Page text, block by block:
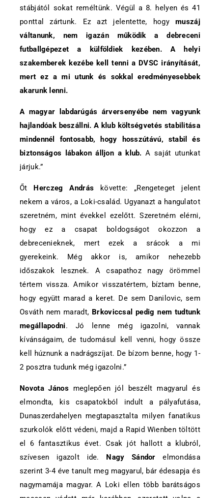
stábjától sokat reméltünk. Végül a 8. helyen és 41
ponttal zártunk. Ez azt jelentette, hogymuszáj
váltanunk, nem igazán működik a debreceni
futballgépezet a külföldiek kezében. A helyi
szakemberek kezébe kell tenni a DVSC irányítását,
mert ez a mi utunk és sokkal eredményesebbek
akarunk lenni.
A magyar labdarúgás árversenyébe nem vagyunk
hajlandóak beszállni. A klub költségvetés stabilitása
mindennél fontosabb, hogy hosszútávú, stabil és
biztonságos lábakon álljon a klub. A saját utunkat
járjuk.”
Őt Herczeg András követte: „Rengeteget jelent
nekem a város, a Loki-család. Ugyanazt a hangulatot
szeretném, mint évekkel ezelőtt. Szeretném elérni,
hogy ez a csapat boldogságot okozzon a
debrecenieknek, mert ezek a srácok a mi
gyerekeink. Még akkor is, amikor nehezebb
időszakok lesznek. A csapathoz nagy örömmel
tértem vissza. Amikor visszatértem, bíztam benne,
hogy együtt marad a keret. De sem Danilovic, sem
Osváth nem maradt, Brkoviccsal pedig nem tudtunk
megállapodni. Jó lenne még igazolni, vannak
kívánságaim, de tudomásul kell venni, hogy össze
kell húznunk a nadrágszíjat. De bízom benne, hogy 1-
2 posztra tudunk még igazolni.”
Novota Jánosmeglepően jól beszélt magyarul és
elmondta, kis csapatokból indult a pályafutása,
Dunaszerdahelyen megtapasztalta milyen fanatikus
szurkolók előtt védeni, majd a Rapid Wienben töltött
el 6 fantasztikus évet. Csak jót hallott a klubról,
szívesen igazolt ide. Nagy Sándor elmondása
szerint 3-4 éve tanult meg magyarul, bár édesapja és
nagymamája magyar. A Loki ellen több barátságos